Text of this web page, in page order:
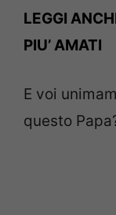
LEGGI
PIU’ AMATI
E voi
questo